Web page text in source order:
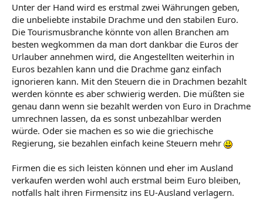
Unter der Hand wird es erstmal zwei Währungen geben,
die unbeliebte instabile Drachme und den stabilen Euro.
Die Tourismusbranche könnte von allen Branchen am
besten wegkommen da man dort dankbar die Euros der
Urlauber annehmen wird, die Angestellten weiterhin in
Euros bezahlen kann und die Drachme ganz einfach
ignorieren kann. Mit den Steuern die in Drachmen bezahlt
werden könnte es aber schwierig werden. Die müßten sie
genau dann wenn sie bezahlt werden von Euro in Drachme
umrechnen lassen, da es sonst unbezahlbar werden
würde. Oder sie machen es so wie die griechische
Regierung, sie bezahlen einfach keine Steuern mehr
Firmen die es sich leisten können und eher im Ausland
verkaufen werden wohl auch erstmal beim Euro bleiben,
notfalls halt ihren Firmensitz ins EU-Ausland verlagern.